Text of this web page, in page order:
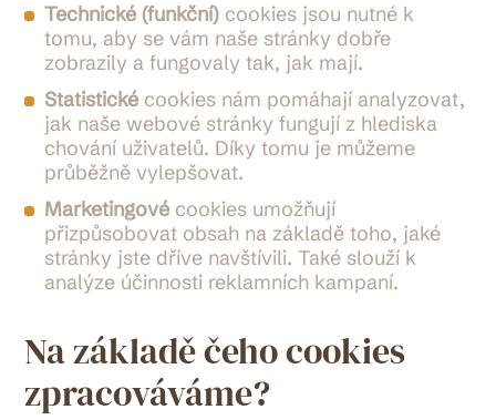
Technické (funkční) cookies jsou nutné k
tomu, aby se vám naše stránky dobře
zobrazily a fungovaly tak, jak mají.
Statistické cookies nám pomáhají analyzovat,
jak naše webové stránky fungují z hlediska
chování uživatelů. Díky tomu je můžeme
průběžně vylepšovat.
Marketingové cookies umožňují
přizpůsobovat obsah na základě toho, jaké
stránky jste dříve navštívili. Také slouží k
analýze účinnosti reklamních kampaní.
Na základě čeho cookies
zpracováváme?